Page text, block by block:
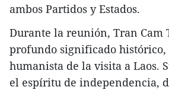
ambos Partidos y Estados.
Durante la reunión, Tran Cam
profundo significado
humanista de la visita a Laos.
el espíritu de independencia,